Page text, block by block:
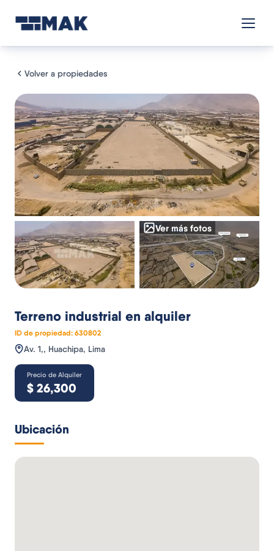
Volver a propiedades
Ver más fotos
Terreno industrial en alquiler
ID de propiedad: 630802
Av. 1,, Huachipa, Lima
Precio de Alquiler
$ 26,300
Ubicación